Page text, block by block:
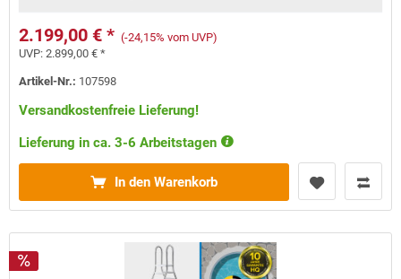
2.199,00 € * (-24,15% vom UVP)
UVP:2.899,00 € *
Artikel-Nr.: 107598
Versandkostenfreie Lieferung!
Lieferung in ca. 3-6 Arbeitstagen
In den Warenkorb